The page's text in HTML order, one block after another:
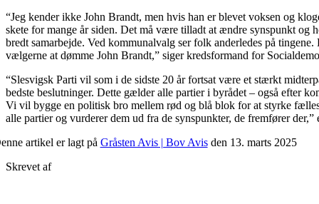
“Jeg kender ikke John Brandt, men hvis han er blevet voksen og
skete for mange år siden. Det må være tilladt at ændre synspunkt
bredt samarbejde. Ved kommunalvalg ser folk anderledes på
vælgerne at dømme John Brandt,” siger kredsformand for
“Slesvigsk Parti vil som i de sidste 20 år fortsat være et stærkt
bedste beslutninger. Dette gælder alle partier i byrådet – også efter
Vi vil bygge en politisk bro mellem rød og blå blok for at styrke
alle partier og vurderer dem ud fra de synspunkter, de fremfører
artikel er lagt på Gråsten Avis | Bov Avisden 13. marts 2025
Skrevet af